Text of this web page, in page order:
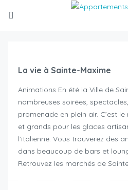
La vie à Sainte-Maxime
Animations En été la Ville de
nombreuses soirées,
promenade en plein air. C’est
et grands pour les glaces
l’italienne. Vous trouverez des
dans beaucoup de bars et
Retrouvez les marchés de